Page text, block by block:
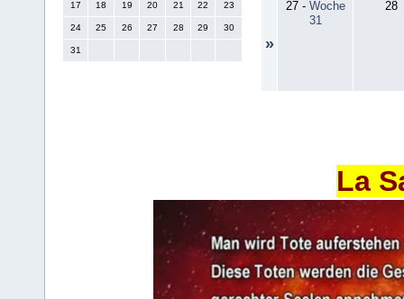
17 18 19 20 21 22 23
24 25 26 27 28 29 30
31 »
27- Woche
31
28
La